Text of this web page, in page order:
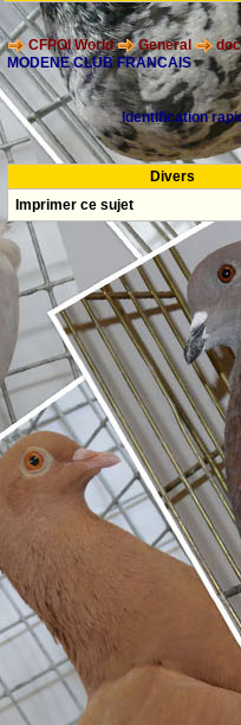
CFPOI World General
MODENE CLUB FRANCAIS
Identification
Divers
Imprimer ce sujet